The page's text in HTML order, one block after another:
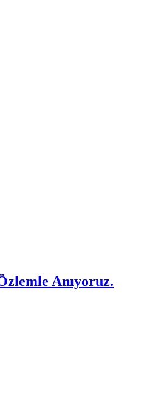
Anıyoruz.